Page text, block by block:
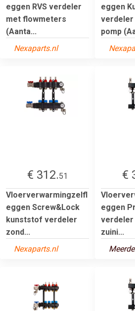
eggen RVS verdeler
met flowmeters
(Aanta...
Nexaparts.nl
eggen
verdeler
pomp
€ 312.51
Vloerverwarmingzelfl
eggen Screw&Lock
kunststof verdeler
zond...
Nexaparts.nl
€
eggen
verdeler
zuini...